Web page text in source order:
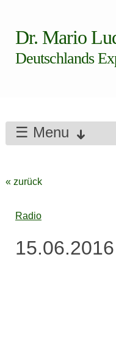
Dr. Mario
Deutschlands
☰ Menu
« zurück
Radio
15.06.2016